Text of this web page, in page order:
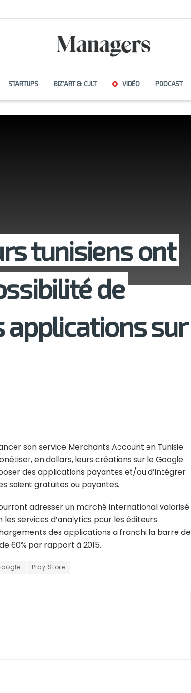
STARTUPS BIZ’ART & CULT VIDÉO PODCAST
tunisiens ont
de
applications sur
son service Merchants Account en Tunisie
en dollars, leurs créations sur le Google
des applications payantes et/ou d’intégrer
soient gratuites ou payantes.
adresser un marché international valorisé
services d’analytics pour les éditeurs
des applications a franchi la barre de
60% par rapport à 2015.
Play Store